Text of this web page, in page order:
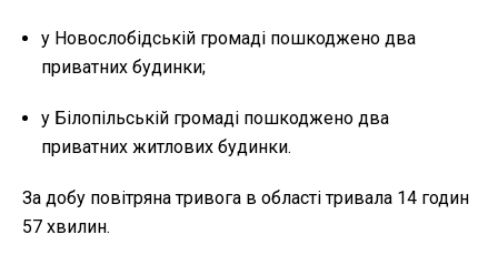
у Новослобідській громаді пошкоджено два
приватних будинки;
у Білопільській громаді пошкоджено два
приватних житлових будинки.
За добу повітряна тривога в області тривала 14 годин
57 хвилин.